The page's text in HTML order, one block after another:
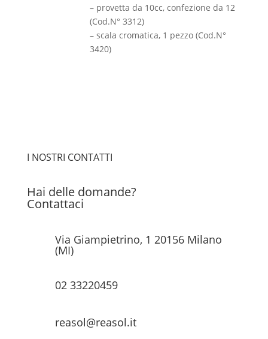
– provetta da 10cc, confezione da 12
(Cod.N° 3312)
– scala cromatica, 1 pezzo (Cod.N°
3420)
I NOSTRI CONTATTI
Hai delle domande?
Contattaci
Via Giampietrino, 1 20156 Milano
(MI)
02 33220459
reasol@reasol.it